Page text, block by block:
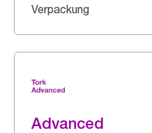
Verpackung
Advanced